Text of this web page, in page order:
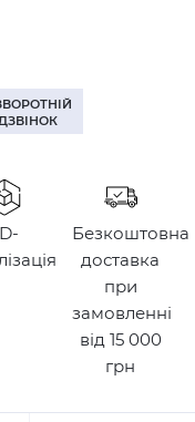
Безкоштовна
доставка
при
замовленні
від 15 000
грн